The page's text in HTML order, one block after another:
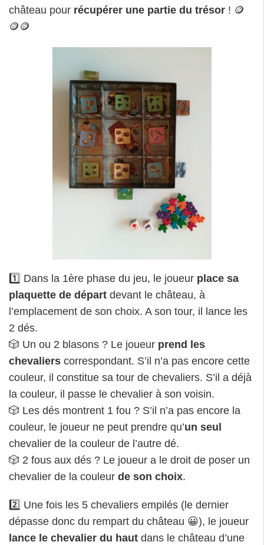
château pour récupérer une partie du trésor ! 🪙
🪙🪙
1️⃣ Dans la 1ère phase du jeu, le joueur place sa
plaquette de départ devant le château, à
l’emplacement de son choix. A son tour, il lance les
2 dés.
🎲 Un ou 2 blasons ? Le joueur prend les
chevaliers correspondant. S’il n’a pas encore cette
couleur, il constitue sa tour de chevaliers. S’il a déjà
la couleur, il passe le chevalier à son voisin.
🎲 Les dés montrent 1 fou ? S’il n’a pas encore la
couleur, le joueur ne peut prendre qu’un seul
chevalier de la couleur de l’autre dé.
🎲 2 fous aux dés ? Le joueur a le droit de poser un
chevalier de la couleur de son choix.
2️⃣ Une fois les 5 chevaliers empilés (le dernier
dépasse donc du rempart du château 😀), le joueur
lance le chevalier du haut dans le château d’une